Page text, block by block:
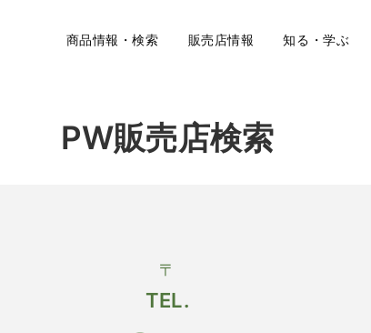
商品情報・検索 販売店情報 知る・学ぶ
PW販売店検索
〒
TEL.